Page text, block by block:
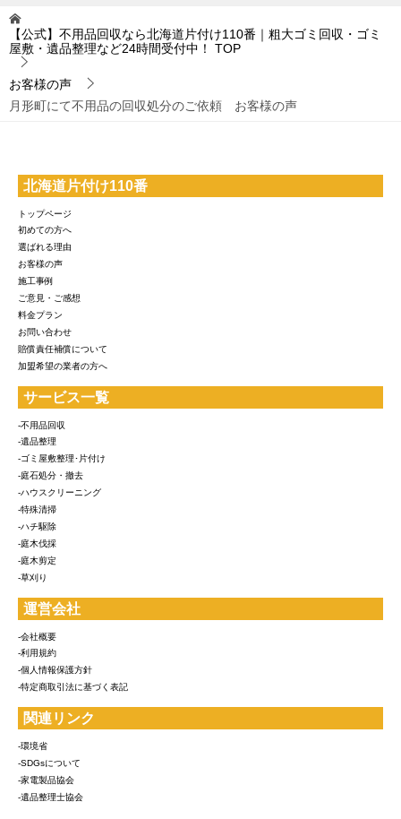
【公式】不用品回収なら北海道片付け110番｜粗大ゴミ回収・ゴミ
屋敷・遺品整理など24時間受付中！
TOP
お客様の声
月形町にて不用品の回収処分のご依頼 お客様の声
北海道片付け110番
トップページ
初めての方へ
選ばれる理由
お客様の声
施工事例
ご意見・ご感想
料金プラン
お問い合わせ
賠償責任補償について
加盟希望の業者の方へ
サービス一覧
-不用品回収
-遺品整理
-ゴミ屋敷整理･片付け
-庭石処分・撤去
-ハウスクリーニング
-特殊清掃
-ハチ駆除
-庭木伐採
-庭木剪定
-草刈り
運営会社
-会社概要
-利用規約
-個人情報保護方針
-特定商取引法に基づく表記
関連リンク
-環境省
-SDGsについて
-家電製品協会
-遺品整理士協会